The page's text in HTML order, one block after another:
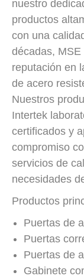
nuestro
productos
con una
décadas,
reputación en
de acero
Nuestros
Intertek
certificados y
compromiso
servicios de
necesidades
Productos
Puertas de
Puertas
Puertas de
Gabinete